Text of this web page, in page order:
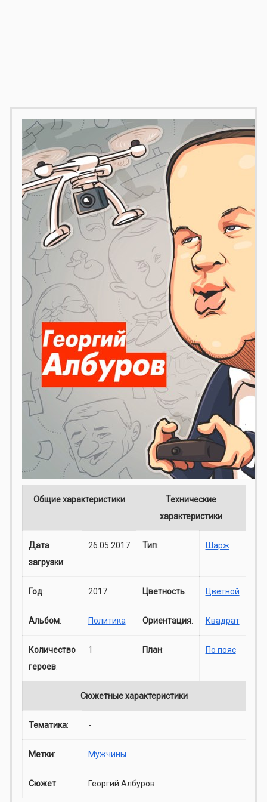
Общие характеристики
Технические
характеристики
Дата
загрузки:
26.05.2017 Тип: Шарж
Год: 2017 Цветность: Цветной
Альбом: Политика Ориентация: Квадрат
Количество
героев:
1 План: По пояс
Сюжетные характеристики
Тематика: -
Метки: Мужчины
Сюжет: Георгий Албуров.